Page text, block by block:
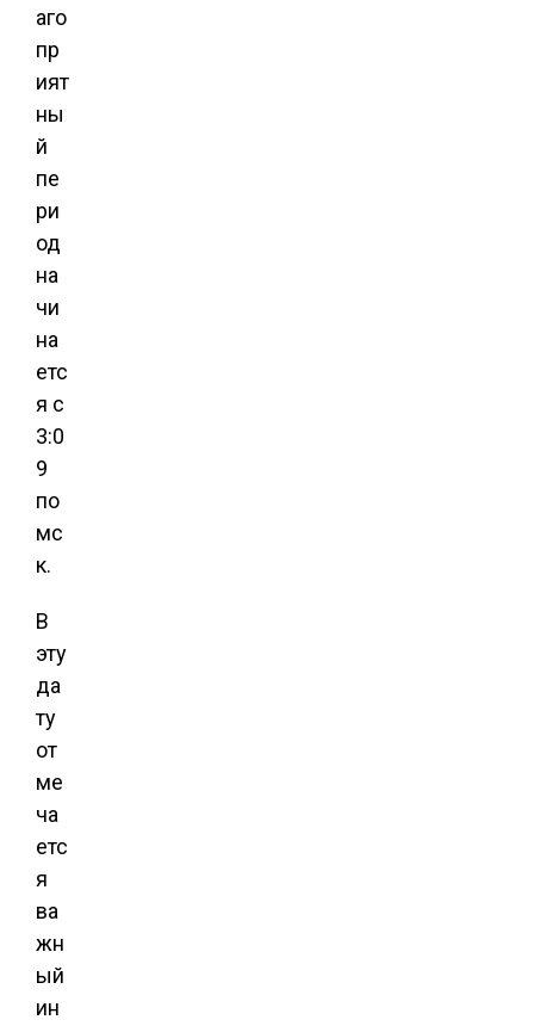
аго
пр
ият
ны
й
пе
ри
од
на
чи
на
етс
я с
3:0
9
по
мс
к.
В
эту
да
ту
от
ме
ча
етс
я
ва
жн
ый
ин